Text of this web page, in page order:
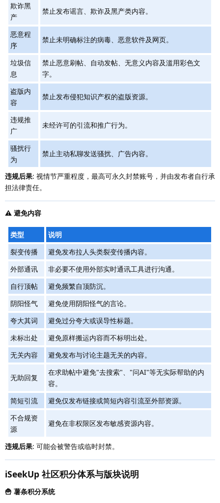
欺诈黑
产
禁止发布谣言、欺诈及黑产类内容。
恶意程
序
禁止未明确标注的病毒、恶意软件及网页。
垃圾信
息
禁止恶意刷帖、自动发帖、无意义内容及滥用彩色文
字。
盗版内
容
禁止发布侵犯知识产权的盗版资源。
违规推
广
未经许可的引流和推广行为。
骚扰行
为
禁止主动私聊发送骚扰、广告内容。
违规后果: 视情节严重程度，最高可永久封禁账号，并由发布者自行承
担法律责任。
⚠️ 避免内容
类型
说明
裂变传播
避免发布拉人头类裂变传播内容。
外部通讯
非必要不使用外部实时通讯工具进行沟通。
自行顶帖
避免频繁自顶防沉。
阴阳怪气
避免使用阴阳怪气的言论。
夸大其词
避免过分夸大或误导性标题。
未标出处
避免原样搬运内容而不标明出处。
无关内容
避免发布与讨论主题无关的内容。
无助回复
在求助帖中避免"去搜索"、"问AI"等无实际帮助的内
容。
简短引流
避免仅发布链接或简短内容引流至外部资源。
不合规资
源
避免在非权限区发布敏感资源内容。
违规后果: 可能会被警告或临时封禁。
iSeekUp 社区积分体系与版块说明
🍟 薯条积分系统